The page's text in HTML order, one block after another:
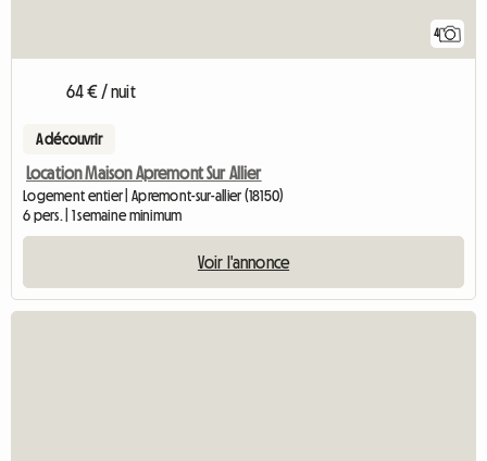
4
64 € / nuit
A découvrir
Location Maison Apremont Sur Allier
Logement entier | Apremont-sur-allier (18150)
6 pers. | 1 semaine minimum
Voir l'annonce